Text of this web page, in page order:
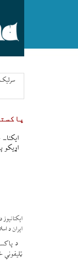
سرلیک
ایکنا-
اړیکو
ایران د
د